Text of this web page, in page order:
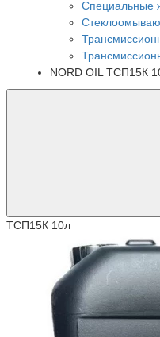
Специальные
NORD OIL ТСП15К
ТСП15К 10л